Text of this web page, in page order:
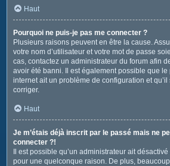
Haut
Pourquoi ne puis-je pas me connecter ?
Plusieurs raisons peuvent en être la cause.
votre nom d’utilisateur et votre mot de passe
cas, contactez un administrateur du forum afin
avoir été banni. Il est également possible que le
internet ait un problème de configuration et
corriger.
Haut
Je m’étais déjà inscrit par le passé mais ne
connecter ?!
Il est possible qu’un administrateur ait
pour une quelconque raison. De plus,